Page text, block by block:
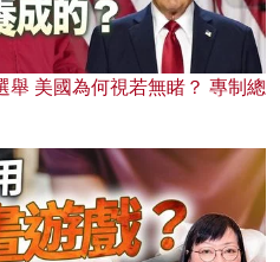
舉 美國為何視若無睹？ 專制總